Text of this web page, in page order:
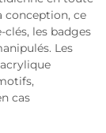
conception, ce
les badges
Les
cas